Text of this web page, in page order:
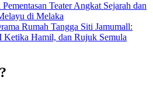
Pementasan Teater Angkat Sejarah dan
di Melaka
Rumah Tangga Siti Jamumall:
Hamil, dan Rujuk Semula